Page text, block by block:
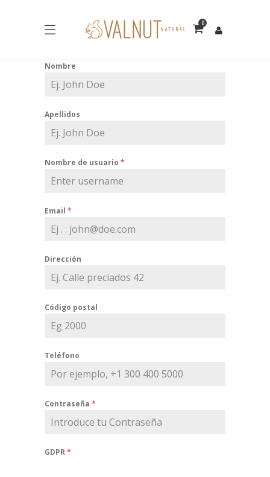
0
Nombre
Apellidos
Nombre de usuario *
Email *
Dirección
Código postal
Teléfono
Contraseña *
GDPR*